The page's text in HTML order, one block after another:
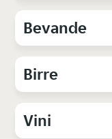
Bevande
Birre
Vini